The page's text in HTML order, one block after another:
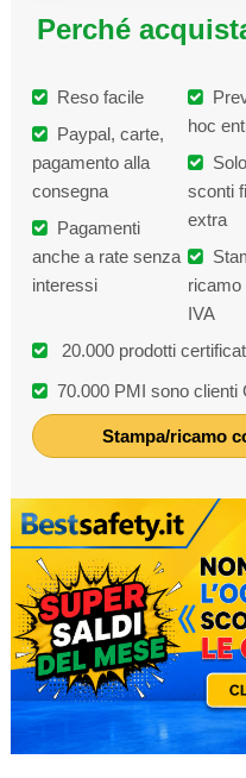
Perché
Reso facile
Paypal, carte,
pagamento alla
consegna
Pagamenti
anche a rate senza
interessi
hoc
sconti
extra
ricamo
IVA
20.000 prodotti
70.000 PMI sono clienti
Stampa/ricamo